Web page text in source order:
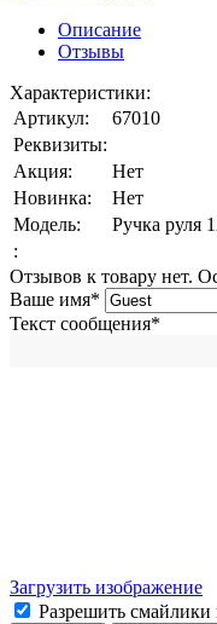
Описание
Отзывы
Характеристики:
Артикул:
67010
Реквизиты:
Акция:
Нет
Новинка:
Нет
Модель:
Ручка руля
:
Отзывов к товару нет.
Ваше имя*
Текст сообщения*
Загрузить изображение
Разрешить